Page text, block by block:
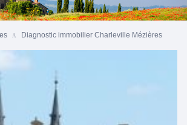
Diagnostic immobilier Charleville Mézières